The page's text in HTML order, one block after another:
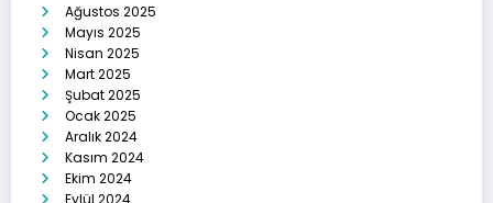
Ağustos 2025
Mayıs 2025
Nisan 2025
Mart 2025
Şubat 2025
Ocak 2025
Aralık 2024
Kasım 2024
Ekim 2024
Eylül 2024